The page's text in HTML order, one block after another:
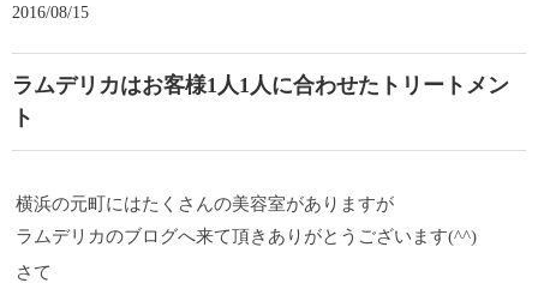
2016/08/15
ラムデリカはお客様1人1人に合わせたトリートメン
ト
横浜の元町にはたくさんの美容室がありますが
ラムデリカのブログへ来て頂きありがとうございます(^^)
さて